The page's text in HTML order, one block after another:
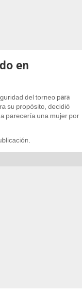
en
del torneo para
su propósito, decidió
parecería una mujer por